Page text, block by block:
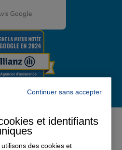
de la vie
Google
Agence
période de 6 mois
Continuer sans accepter
et identifiants
des cookies et